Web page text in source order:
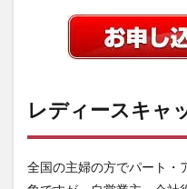
レディースキャ
全国の主婦の方でパート・